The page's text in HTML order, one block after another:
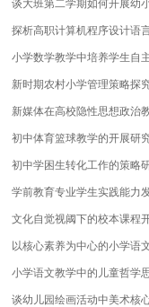
大班第二学期如何开展幼小
析高职计算机程序设计语言
学数学教学中培养学生自主
时期农村小学管理策略探究
媒体在高校隐性思想政治教
中体育篮球教学的开展研
中学困生转化工作的策略研
前教育专业学生实践能力发
化自觉视阈下的校本课程开
核心素养为中心的小学语文
学语文教学中的儿童哲学思
幼儿园绘画活动中美术核心